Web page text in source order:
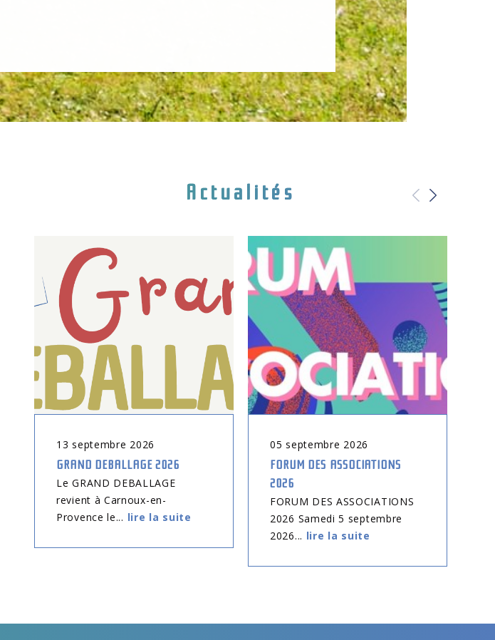
Actualités
13 septembre 2026
GRAND DEBALLAGE 2026
Le GRAND DEBALLAGE
revient à Carnoux-en-
Provence le... lire la suite
05 septembre 2026
FORUM DES ASSOCIATIONS
2026
FORUM DES ASSOCIATIONS
2026 Samedi 5 septembre
2026... lire la suite